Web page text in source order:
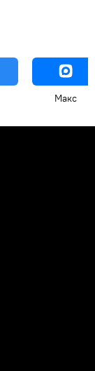
Макс